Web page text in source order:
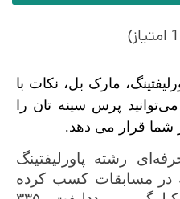
مارک بل، نکات با
پرس سینه تان را
شما قرار می دهد.
رشته پاورلیفتینگ
در مسابقات کسب کرده